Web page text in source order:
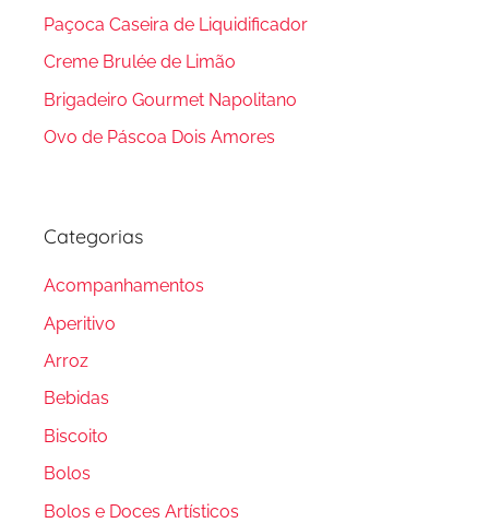
Paçoca Caseira de Liquidificador
Creme Brulée de Limão
Brigadeiro Gourmet Napolitano
Ovo de Páscoa Dois Amores
Categorias
Acompanhamentos
Aperitivo
Arroz
Bebidas
Biscoito
Bolos
Bolos e Doces Artísticos